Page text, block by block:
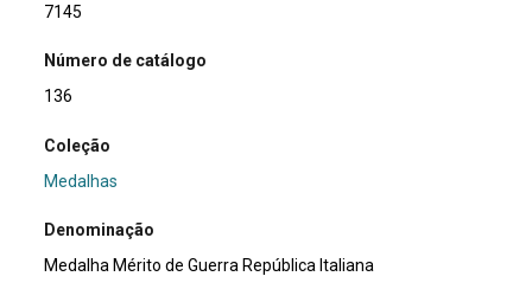
7145
Número de catálogo
136
Coleção
Medalhas
Denominação
Medalha Mérito de Guerra República Italiana